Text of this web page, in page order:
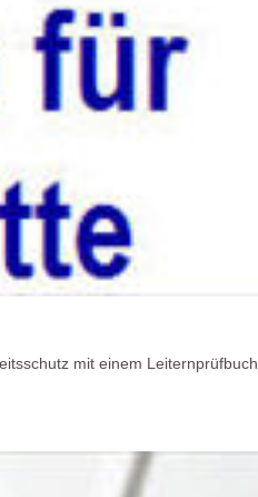
mit einem Leiternprüfbuch